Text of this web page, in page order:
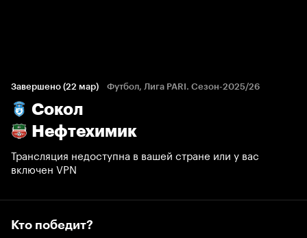
Завершено (22 мар) Футбол, Лига PARI. Сезон-2025/26
Сокол
Нефтехимик
Трансляция недоступна в вашей стране или у вас
включен VPN
44% 13%
Кто победит?